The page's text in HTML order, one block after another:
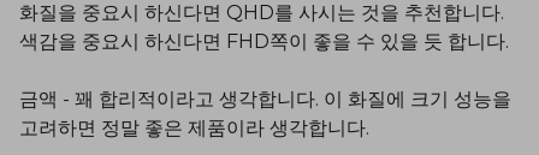
화질을 중요시 하신다면 QHD를 사시는 것을 추천합니다.
색감을 중요시 하신다면 FHD쪽이 좋을 수 있을 듯 합니다.
금액 - 꽤 합리적이라고 생각합니다. 이 화질에 크기 성능을
고려하면 정말 좋은 제품이라 생각합니다.